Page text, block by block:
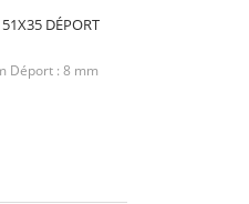
DÉPORT
Déport : 8 mm